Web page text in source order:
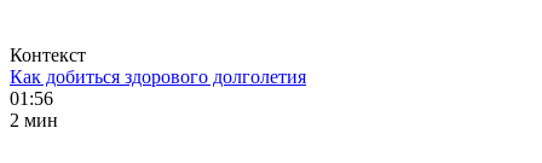
Контекст
Как добиться здорового долголетия
01:56
2 мин